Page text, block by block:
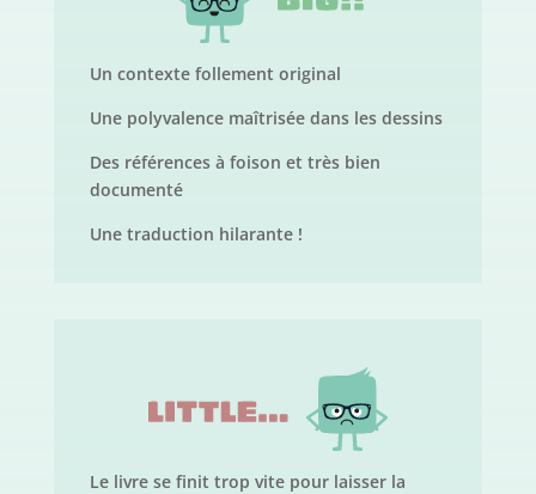
Un contexte follement original
Une polyvalence maîtrisée dans les dessins
Des références à foison et très bien
documenté
Une traduction hilarante !
Le livre se finit trop vite pour laisser la